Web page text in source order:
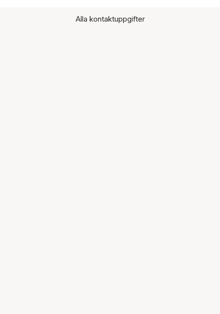
Alla kontaktuppgifter